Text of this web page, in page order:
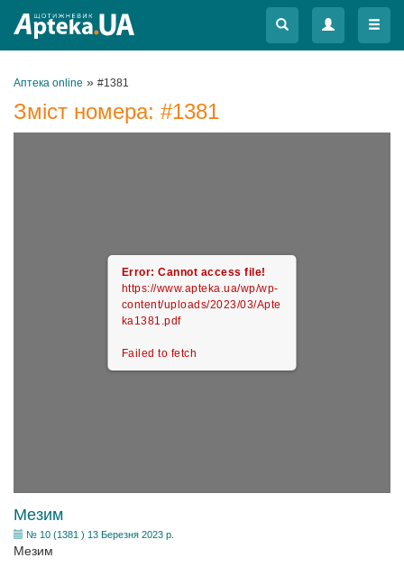
Меню
Меню
Аптека online » #1381
Зміст номера: #1381
Error: Cannot access file!
https://www.apteka.ua/wp/wp-
content/uploads/2023/03/Apte
ka1381.pdf
Failed to fetch
Мезим
№ 10 (1381 ) 13 Березня 2023 р.
Мезим